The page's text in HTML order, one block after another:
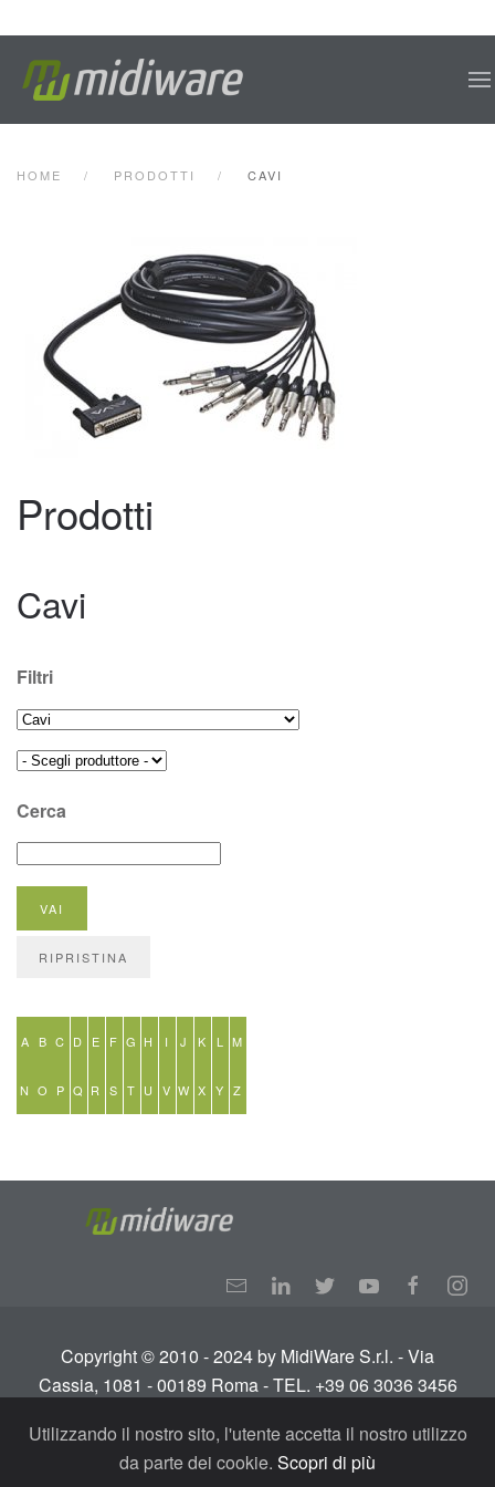
HOME PRODOTTI CAVI
Prodotti
Cavi
Filtri
Cerca
A B C D E F G H I J K L M
N O P Q R S T U V W X Y Z
Copyright © 2010 - 2024 by MidiWare S.r.l. - Via
Cassia, 1081 - 00189 Roma - TEL. +39 06 3036 3456
Tutti i diritti riservati.Termini e condizioni-Privacy
Policy - GDPR
Utilizzando il nostro sito, l'utente accetta il nostro utilizzo
da parte dei cookie. Scopri di più